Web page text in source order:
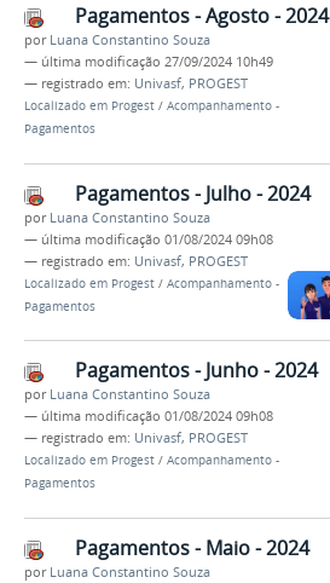
Pagamentos - Agosto - 2024
por Luana Constantino Souza
— última modificação 27/09/2024 10h49
— registrado em: Univasf, PROGEST
Localizado em Progest / Acompanhamento -
Pagamentos
Pagamentos - Julho - 2024
por Luana Constantino Souza
— última modificação 01/08/2024 09h08
— registrado em: Univasf, PROGEST
Localizado em Progest / Acompanhamento -
Pagamentos
Pagamentos - Junho - 2024
por Luana Constantino Souza
— última modificação 01/08/2024 09h08
— registrado em: Univasf, PROGEST
Localizado em Progest / Acompanhamento -
Pagamentos
Pagamentos - Maio - 2024
por Luana Constantino Souza